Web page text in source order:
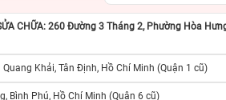
chính hãng
hãng
4.490.000đ
10.990.000đ
CHỮA: 260 Đường 3 Tháng 2, Phường Hòa
Khải, Tân Định, Hồ Chí Minh (Quận 1 cũ)
Bình Phú, Hồ Chí Minh (Quận 6 cũ)